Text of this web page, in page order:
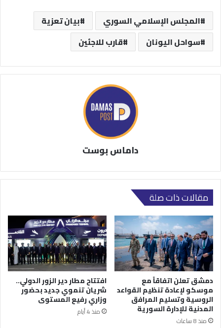
المجلس الإسلامي السوري
بيان تعزية
سواحل اليونان
قارب للاجئين
داماس بوست
مقالات ذات صلة
دمشق تعلن اتفاقاً مع
موسكو لإعادة تنظيم القواعد
الروسية وتسليم المرافق
المدنية للإدارة السورية
منذ 8 ساعات
افتتاح مطار دير الزور الدولي..
شريان تنموي جديد بحضور
وزاري رفيع المستوى
منذ 4 أيام